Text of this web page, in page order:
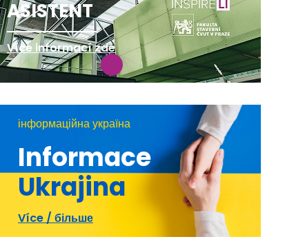
ASISTENT
Více informací zde
інформаційна україна
Informace
Ukrajina
Více / більше